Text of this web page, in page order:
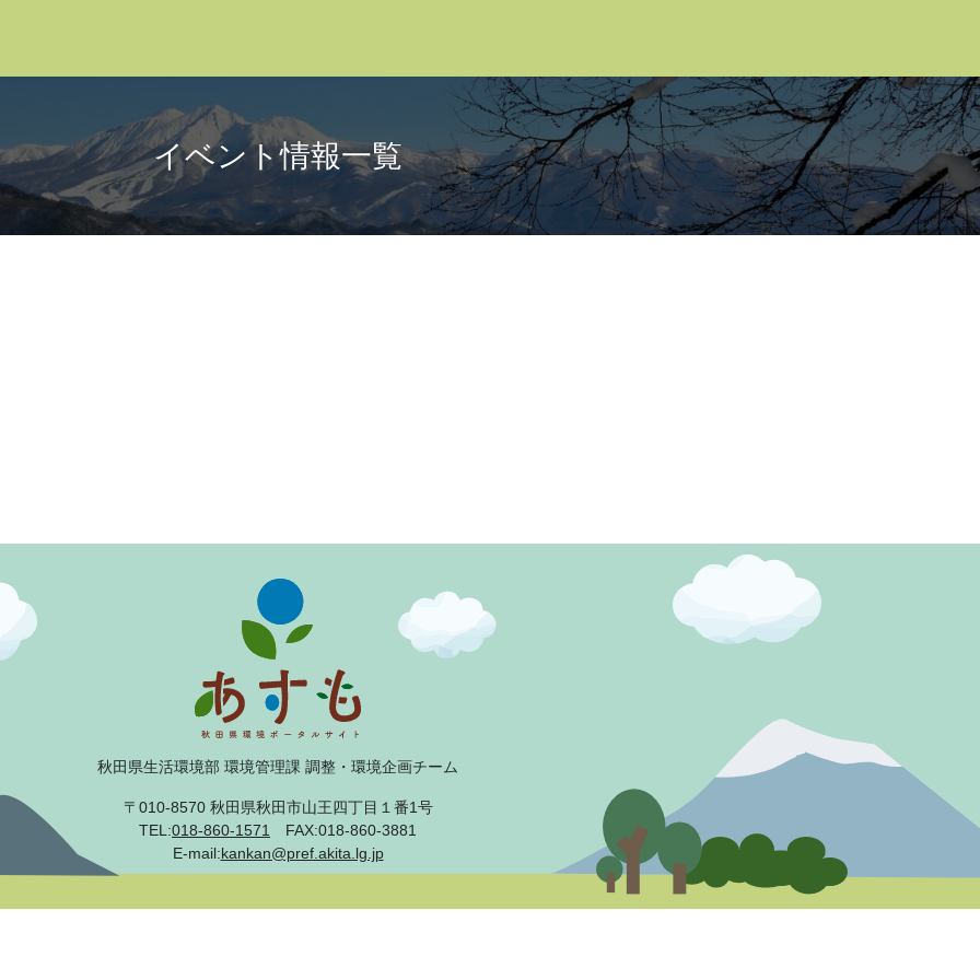
イベント情報一覧
秋田県生活環境部 環境管理課 調整・環境企画チーム
〒010-8570 秋田県秋田市山王四丁目１番1号
TEL:018-860-1571
FAX:018-860-3881
E-mail:kankan@pref.akita.lg.jp